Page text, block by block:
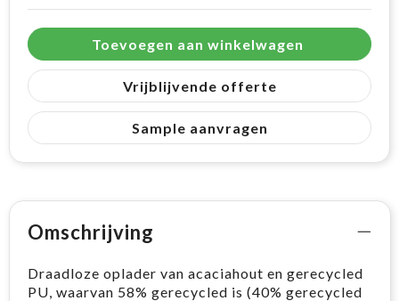
Toevoegen aan winkelwagen
Vrijblijvende offerte
Sample aanvragen
Omschrijving
Draadloze oplader van acaciahout en gerecycled
PU, waarvan 58% gerecycled is (40% gerecycled